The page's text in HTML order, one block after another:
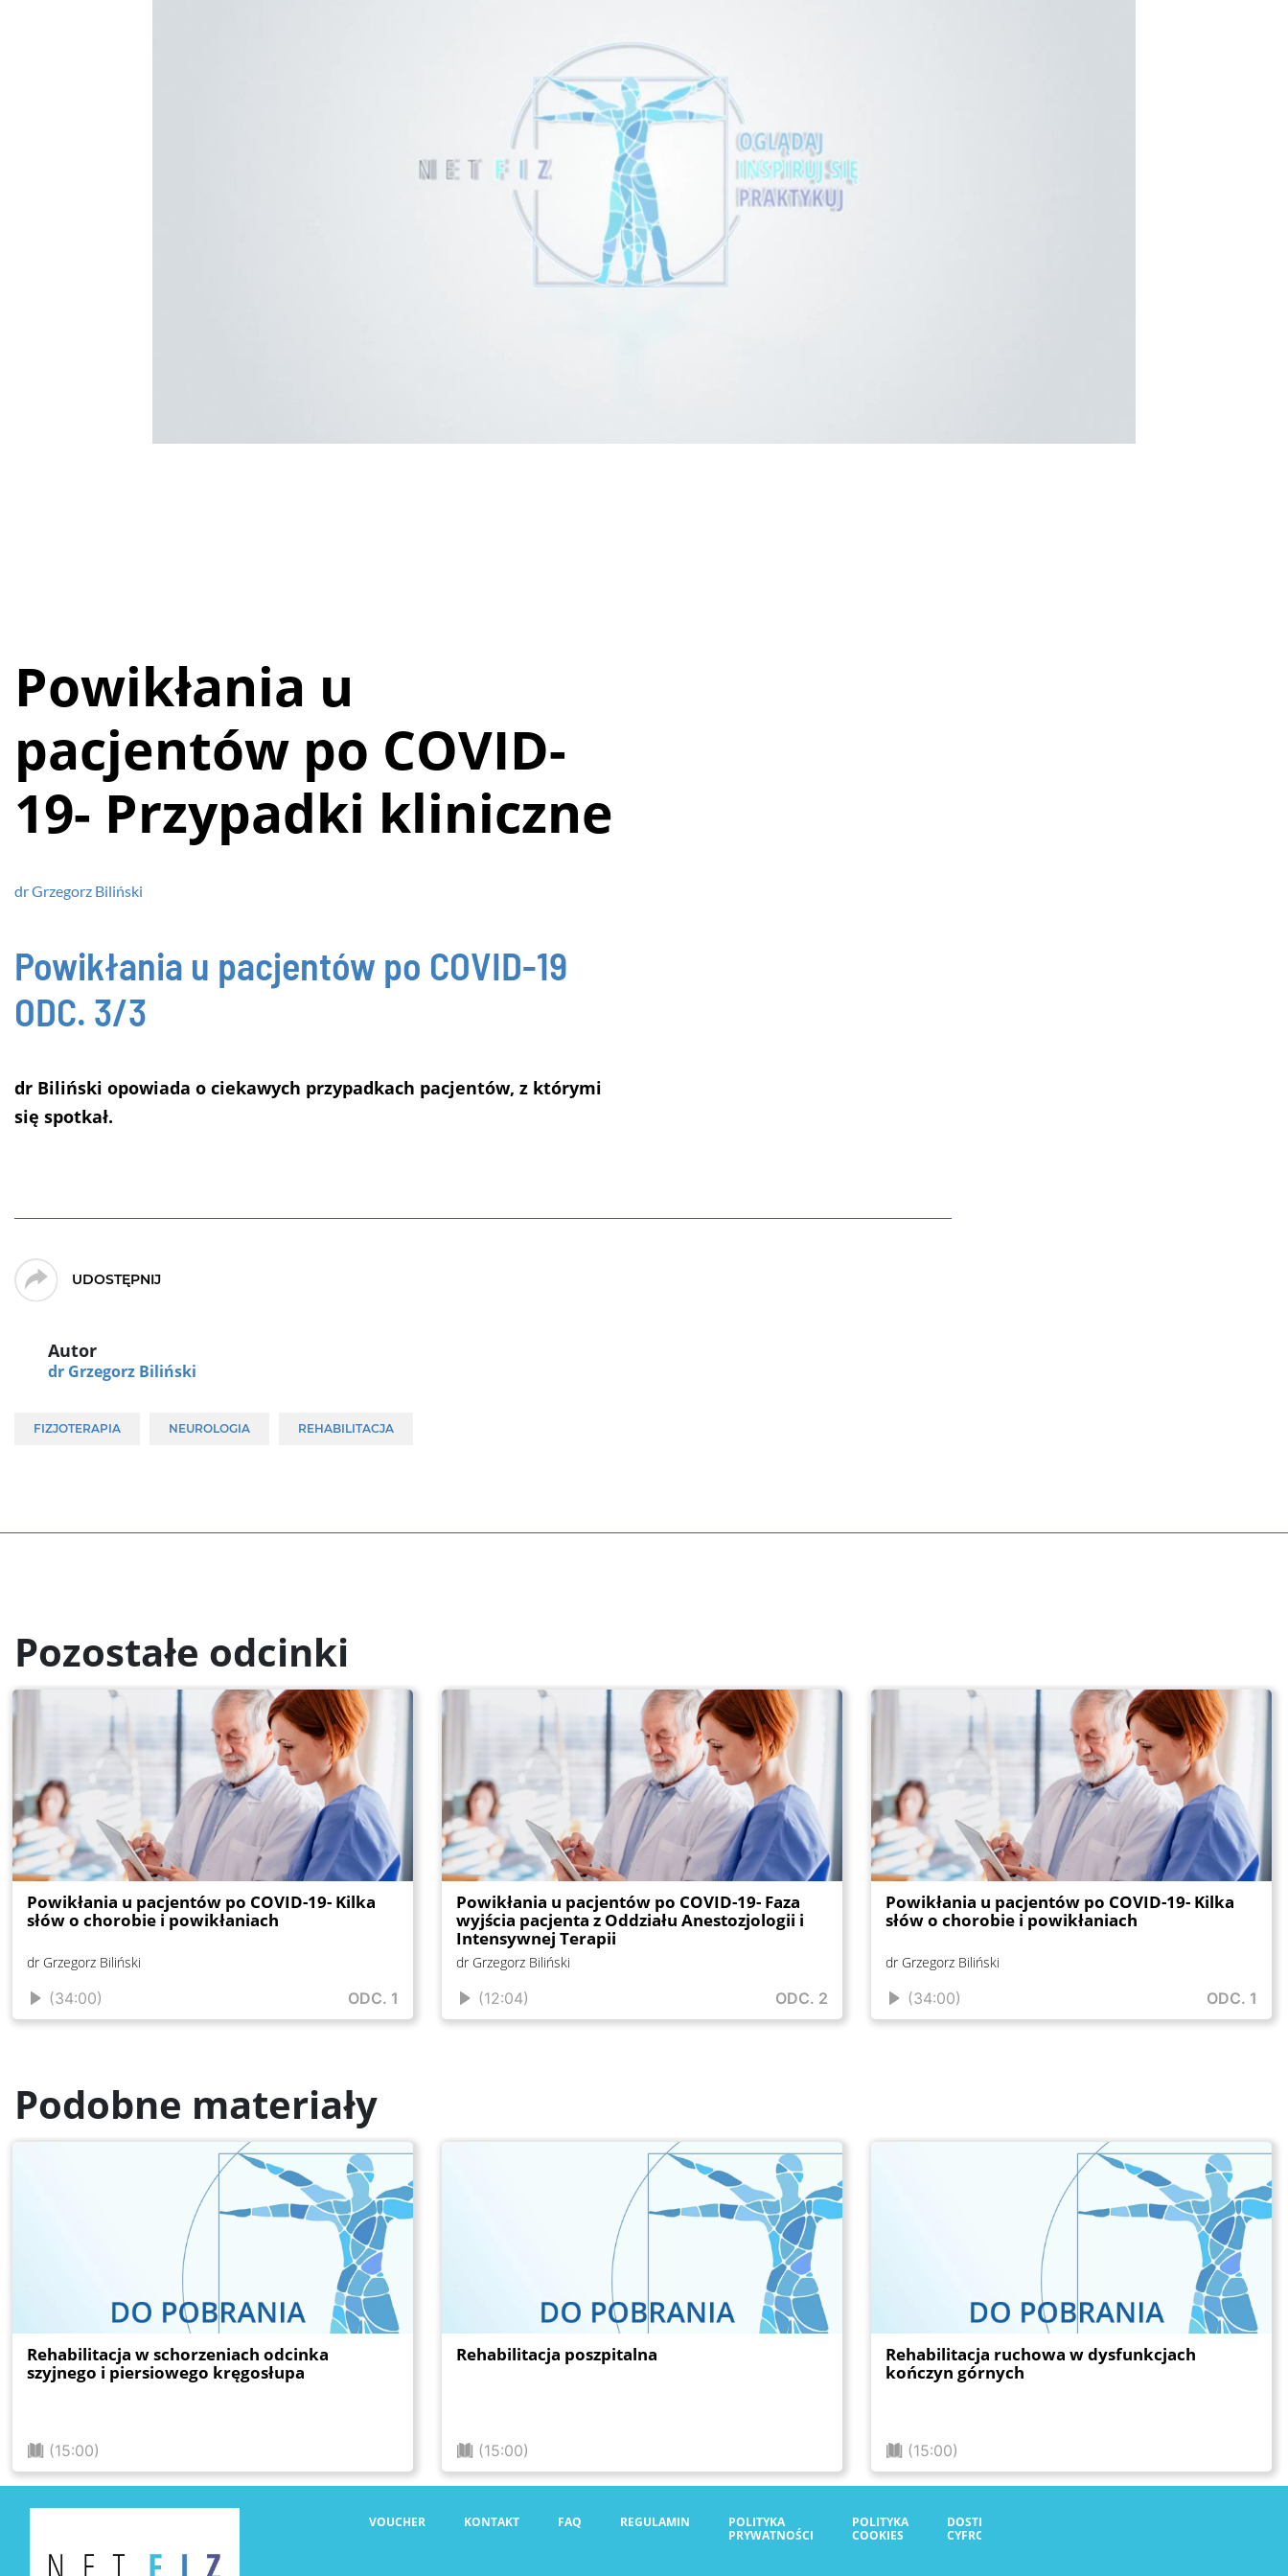
Powikłania u
pacjentów po COVID-
19- Przypadki kliniczne
dr Grzegorz Biliński
Powikłania u pacjentów po COVID-19
ODC. 3/3
dr Biliński opowiada o ciekawych przypadkach pacjentów, z którymi
się spotkał.
UDOSTĘPNIJ
Autor
dr Grzegorz Biliński
FIZJOTERAPIA NEUROLOGIA REHABILITACJA
Pozostałe odcinki
Powikłania u pacjentów po COVID-19- Kilka
słów o chorobie i powikłaniach
dr Grzegorz Biliński
(34:00) ODC. 1
Powikłania u pacjentów po COVID-19- Faza
wyjścia pacjenta z Oddziału Anestozjologii i
Intensywnej Terapii
dr Grzegorz Biliński
(12:04) ODC. 2
Powikłania u pacjentów po COVID-19- Kilka
słów o chorobie i powikłaniach
dr Grzegorz Biliński
(34:00) ODC. 1
Podobne materiały
Rehabilitacja w schorzeniach odcinka
szyjnego i piersiowego kręgosłupa
(15:00)
Rehabilitacja poszpitalna
(15:00)
Rehabilitacja ruchowa w dysfunkcjach
kończyn górnych
(15:00)
VOUCHER KONTAKT FAQ REGULAMIN
POLITYKA
PRYWATNOŚCI
POLITYKA
COOKIES
DOSTĘPNOŚĆ
CYFROWA